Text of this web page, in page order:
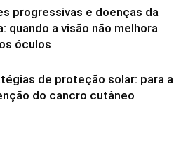
progressivas e doenças da
quando a visão não melhora
óculos
de proteção solar: para a
do cancro cutâneo